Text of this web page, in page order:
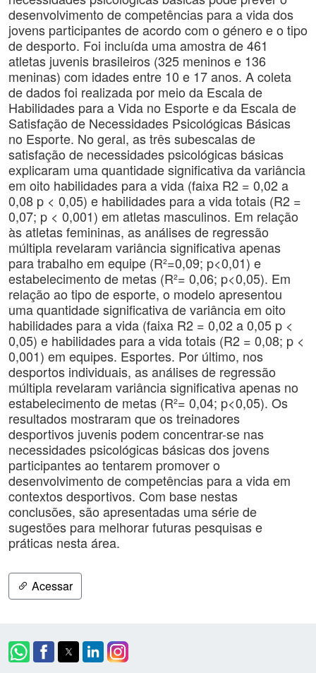
desenvolvimento de competências para a vida dos
jovens participantes de acordo com o género e o tipo
de desporto. Foi incluída uma amostra de 461
atletas juvenis brasileiros (325 meninos e 136
meninas) com idades entre 10 e 17 anos. A coleta
de dados foi realizada por meio da Escala de
Habilidades para a Vida no Esporte e da Escala de
Satisfação de Necessidades Psicológicas Básicas
no Esporte. No geral, as três subescalas de
satisfação de necessidades psicológicas básicas
explicaram uma quantidade significativa da variância
em oito habilidades para a vida (faixa R2 = 0,02 a
0,08 p < 0,05) e habilidades para a vida totais (R2 =
0,07; p < 0,001) em atletas masculinos. Em relação
às atletas femininas, as análises de regressão
múltipla revelaram variância significativa apenas
para trabalho em equipe (R²=0,09; p<0,01) e
estabelecimento de metas (R²= 0,06; p<0,05). Em
relação ao tipo de esporte, o modelo apresentou
uma quantidade significativa de variância em oito
habilidades para a vida (faixa R2 = 0,02 a 0,05 p <
0,05) e habilidades para a vida totais (R2 = 0,08; p <
0,001) em equipes. Esportes. Por último, nos
desportos individuais, as análises de regressão
múltipla revelaram variância significativa apenas no
estabelecimento de metas (R²= 0,04; p<0,05). Os
resultados mostraram que os treinadores
desportivos juvenis podem concentrar-se nas
necessidades psicológicas básicas dos jovens
participantes ao tentarem promover o
desenvolvimento de competências para a vida em
contextos desportivos. Com base nestas
conclusões, são apresentadas uma série de
sugestões para melhorar futuras pesquisas e
práticas nesta área.
Acessar